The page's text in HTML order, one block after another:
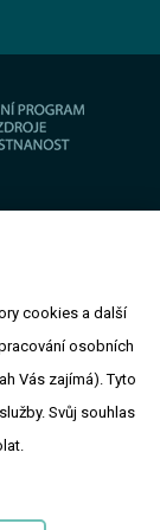
vozy
a. s., se
IČ 00544957,
Brně, oddíl B,
koncernu
a.s., IČ
2, Chodov, 149
cookies a další
osobních
Vás zajímá). Tyto
Svůj souhlas